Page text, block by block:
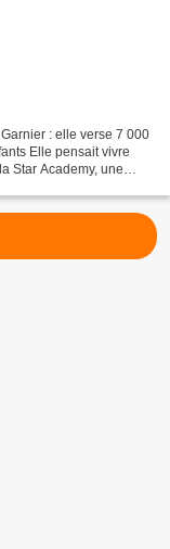
: elle verse 7 000
Elle pensait vivre
Star Academy, une